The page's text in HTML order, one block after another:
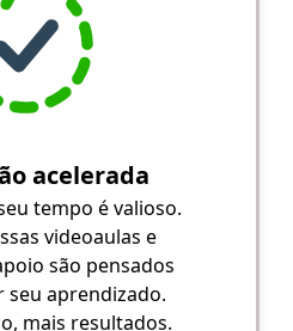
acelerada
tempo é valioso.
videoaulas e
são pensados
seu aprendizado.
mais resultados.